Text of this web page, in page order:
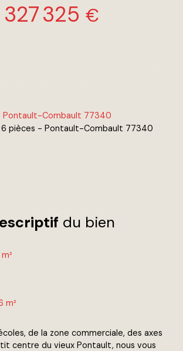
327 325 €
Pontault-Combault 77340
6 pièces - Pontault-Combault 77340
du bien
m²
m²
de la zone commerciale, des axes
centre du vieux Pontault, nous vous